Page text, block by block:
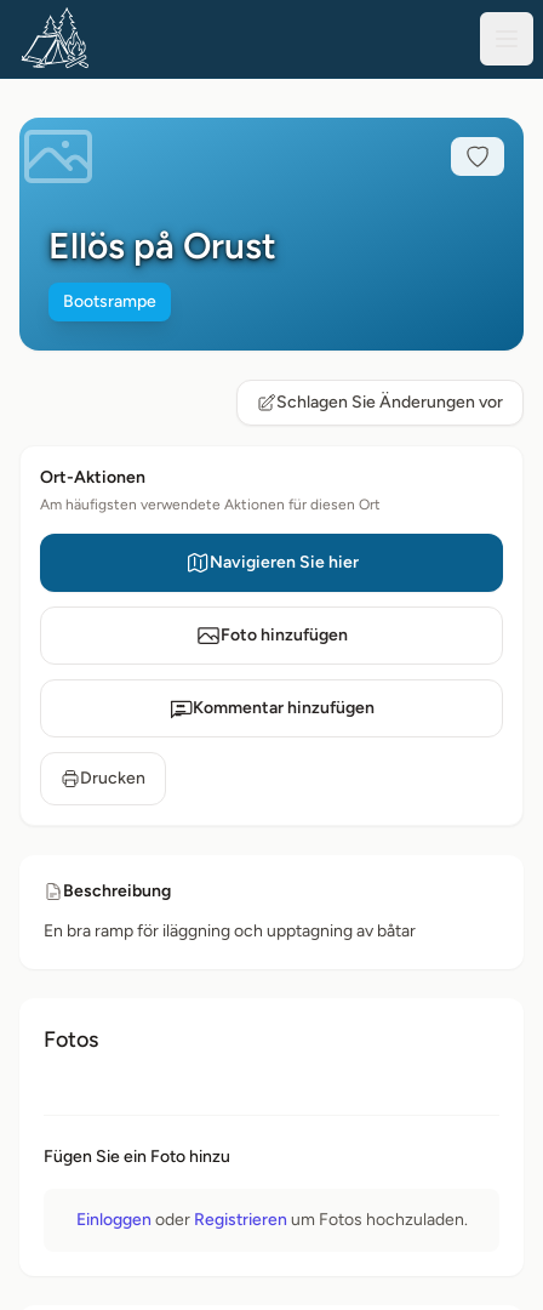
Ellös på Orust
Bootsrampe
Schlagen Sie Änderungen vor
Ort-Aktionen
Am häufigsten verwendete Aktionen für diesen Ort
Navigieren Sie hier
Foto hinzufügen
Kommentar hinzufügen
Drucken
Beschreibung
En bra ramp för iläggning och upptagning av båtar
Fotos
Fügen Sie ein Foto hinzu
Einloggen oder Registrieren um Fotos hochzuladen.